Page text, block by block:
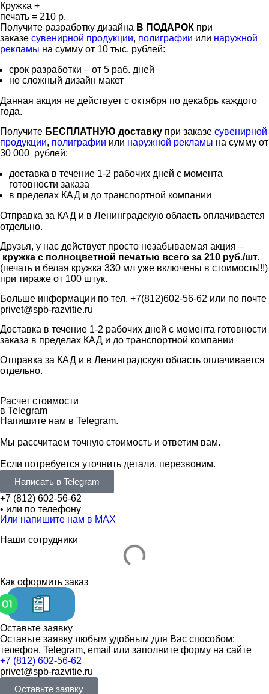
Кружка +
печать = 210 р.
Получите разработку дизайна В ПОДАРОК при
заказе сувенирной продукции, полиграфии или наружной
рекламы на сумму от 10 тыс. рублей:
срок разработки – от 5 раб. дней
не сложный дизайн макет
Данная акция не действует с октября по декабрь каждого
года.
Получите БЕСПЛАТНУЮ доставку при заказе сувенирной
продукции, полиграфии или наружной рекламы на сумму от
30 000 рублей:
доставка в течение 1-2 рабочих дней с момента
готовности заказа
в пределах КАД и до транспортной компании
Отправка за КАД и в Ленинградскую область оплачивается
отдельно.
Друзья, у нас действует просто незабываемая акция –
кружка с полноцветной печатью всего за 210 руб./шт.
(печать и белая кружка 330 мл уже включены в стоимость!!!)
при тираже от 100 штук.
Больше информации по тел. +7(812)602-56-62 или по почте
privet@spb-razvitie.ru
Доставка в течение 1-2 рабочих дней с момента готовности
заказа в пределах КАД и до транспортной компании
Отправка за КАД и в Ленинградскую область оплачивается
отдельно.
Расчет стоимости
в Telegram
Напишите нам в Telegram.
Мы рассчитаем точную стоимость и ответим вам.
Если потребуется уточнить детали, перезвоним.
Написать в Telegram
+7 (812) 602-56-62
• или по телефону
Или напишите нам в MAX
Наши сотрудники
Как оформить заказ
Оставьте заявку
Оставьте заявку любым удобным для Вас способом:
телефон, Telegram, email или заполните форму на сайте
+7 (812) 602-56-62
privet@spb-razvitie.ru
Оставьте заявку